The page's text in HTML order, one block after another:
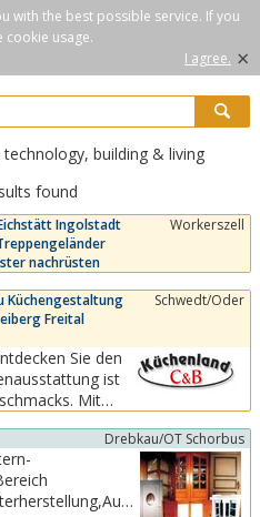
with the best possible service. If you
cookie usage.
I agree. ×
technology, building & living
found
Ingolstadt
nachrüsten
Workerszell
Küchengestaltung
Freital
Schwedt/Oder
Sie den
ist
Mit
die
Drebkau/OT Schorbus